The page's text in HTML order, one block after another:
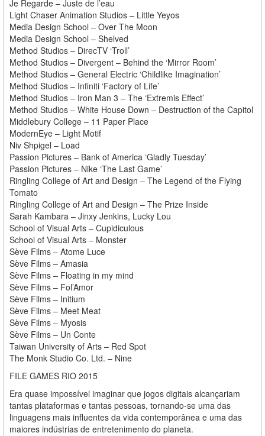
Je Regarde – Juste de l’eau
Light Chaser Animation Studios – Little Yeyos
Media Design School – Over The Moon
Media Design School – Shelved
Method Studios – DirecTV ‘Troll’
Method Studios – Divergent – Behind the ‘Mirror Room’
Method Studios – General Electric ‘Childlike Imagination’
Method Studios – Infiniti ‘Factory of Life’
Method Studios – Iron Man 3 – The ‘Extremis Effect’
Method Studios – White House Down – Destruction of the Capitol
Middlebury College – 11 Paper Place
ModernEye – Light Motif
Niv Shpigel – Load
Passion Pictures – Bank of America ‘Gladly Tuesday’
Passion Pictures – Nike ‘The Last Game’
Ringling College of Art and Design – The Legend of the Flying
Tomato
Ringling College of Art and Design – The Prize Inside
Sarah Kambara – Jinxy Jenkins, Lucky Lou
School of Visual Arts – Cupidiculous
School of Visual Arts – Monster
Sève Films – Atome Luce
Sève Films – Amasia
Sève Films – Floating in my mind
Sève Films – Fol’Amor
Sève Films – Initium
Sève Films – Meet Meat
Sève Films – Myosis
Sève Films – Un Conte
Taiwan University of Arts – Red Spot
The Monk Studio Co. Ltd. – Nine
FILE GAMES RIO 2015
Era quase impossível imaginar que jogos digitais alcançariam
tantas plataformas e tantas pessoas, tornando-se uma das
linguagens mais influentes da vida contemporânea e uma das
maiores indústrias de entretenimento do planeta.